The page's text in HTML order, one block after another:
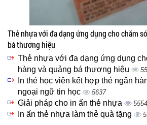
Thẻ nhựa với đa dạng ứng dụng cho chăm
bá thương hiệu
Thẻ nhựa với đa dạng ứng dụng
hàng và quảng bá thương hiệu
In thẻ học viên kết hợp thẻ ngân
ngoại ngữ tin học
5637
Giải pháp cho in ấn thẻ nhựa 5554
In ấn thẻ nhựa làm thẻ quà tặng